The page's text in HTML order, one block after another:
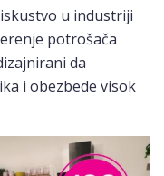
u industriji
potrošača
da
i obezbede visok